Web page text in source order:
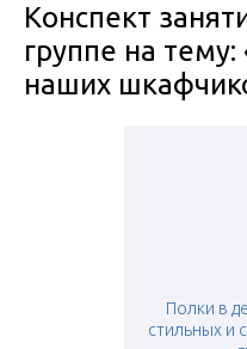
Конспект
группе на
наших
Полки в
стильных и